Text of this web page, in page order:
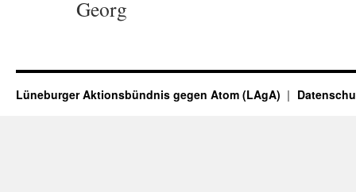
Georg
Lüneburger Aktionsbündnis gegen Atom (LAgA)